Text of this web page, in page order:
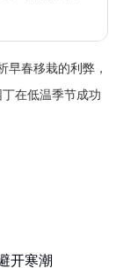
早春移栽的利弊，
在低温季节成功
开寒潮